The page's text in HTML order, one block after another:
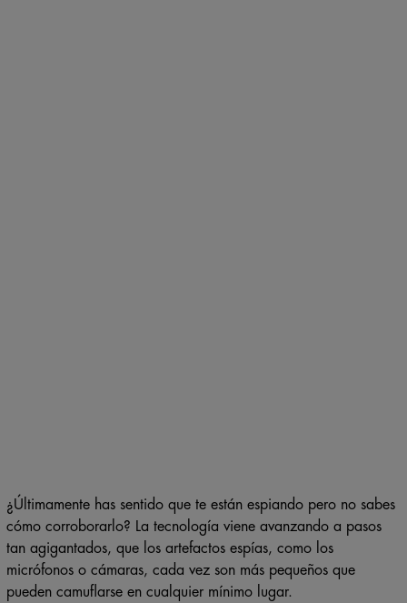
¿Últimamente has sentido que te están espiando pero no sabes
cómo corroborarlo? La tecnología viene avanzando a pasos
tan agigantados, que los artefactos espías, como los
micrófonos o cámaras, cada vez son más pequeños que
pueden camuflarse en cualquier mínimo lugar.